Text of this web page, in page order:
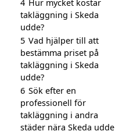
4 Hur mycket kostar
takläggning i Skeda
udde?
5 Vad hjälper till att
bestämma priset på
takläggning i Skeda
udde?
6 Sök efter en
professionell för
takläggning i andra
städer nära Skeda udde